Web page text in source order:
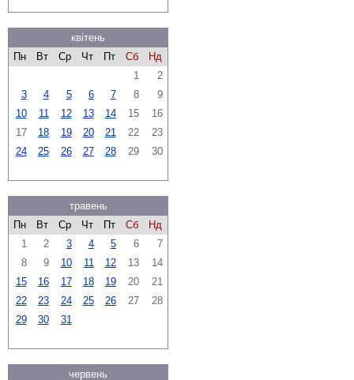
квітень
Пн
Вт Ср Чт Пт Сб
Нд
1
2
3
4 5 6 7 8
9
10
11 12 13 14 15
16
17
18 19 20 21 22
23
24
25 26 27 28 29 30
травень
Пн
Вт Ср Чт Пт Сб
Нд
1
2 3 4 5 6
7
8
9 10 11 12 13
14
15
16 17 18 19 20
21
22
23 24 25 26 27
28
29
30 31
червень